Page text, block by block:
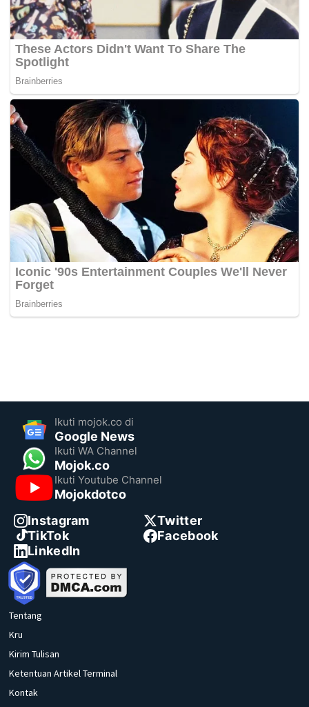
Ikuti mojok.co di
Google News
Ikuti WA Channel
Mojok.co
Ikuti Youtube Channel
Mojokdotco
Instagram
Twitter
TikTok
Facebook
LinkedIn
Tentang
Kru
Kirim Tulisan
Ketentuan Artikel Terminal
Kontak